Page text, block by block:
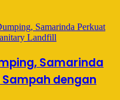
Samarinda
dengan